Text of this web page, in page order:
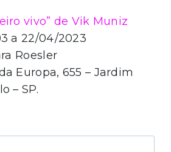
vivo” de Vik Muniz
a 22/04/2023
Roesler
Europa, 655 – Jardim
– SP.